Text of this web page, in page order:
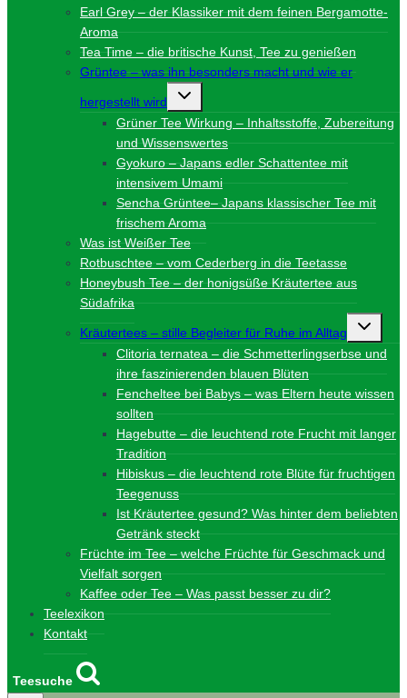
Earl Grey – der Klassiker mit dem feinen Bergamotte-
Aroma
Tea Time – die britische Kunst, Tee zu genießen
Grüntee – was ihn besonders macht und wie er
hergestellt wird
Untermenü
umschalten
Grüner Tee Wirkung – Inhaltsstoffe, Zubereitung
und Wissenswertes
Gyokuro – Japans edler Schattentee mit
intensivem Umami
Sencha Grüntee– Japans klassischer Tee mit
frischem Aroma
Was ist Weißer Tee
Rotbuschtee – vom Cederberg in die Teetasse
Honeybush Tee – der honigsüße Kräutertee aus
Südafrika
Kräutertees – stille Begleiter für Ruhe im Alltag
Clitoria ternatea – die Schmetterlingserbse und
ihre faszinierenden blauen Blüten
Fencheltee bei Babys – was Eltern heute wissen
sollten
Hagebutte – die leuchtend rote Frucht mit langer
Tradition
Hibiskus – die leuchtend rote Blüte für fruchtigen
Teegenuss
Ist Kräutertee gesund? Was hinter dem beliebten
Getränk steckt
Früchte im Tee – welche Früchte für Geschmack und
Vielfalt sorgen
Kaffee oder Tee – Was passt besser zu dir?
Teelexikon
Kontakt
Teesuche